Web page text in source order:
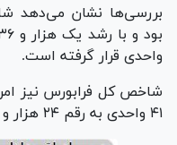
بررسی‌ها نشان می‌دهد
واحدی قرار گرفته است.
شاخص کل فرابورس نیز
۴۱ واحدی به رقم ۲۴ هزار و ۳۰۶ واحدی رسید.